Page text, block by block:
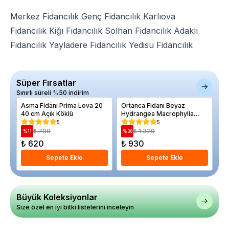
Merkez Fidancılık Genç Fidancılık Karlıova
Fidancılık Kiğı Fidancılık Solhan Fidancılık Adaklı
Fidancılık Yayladere Fidancılık Yedisu Fidancılık
Süper Fırsatlar
Sınırlı süreli %50 indirim
Asma Fidanı Prima Lova 20
40 cm Açık Köklü
5
%11 ₺ 700
₺ 620
Sepete Ekle
Ortanca Fidanı Beyaz
Hydrangea Macrophylla
White BÜYÜK Yaş Saksıda
5
%30 ₺ 1.320
₺ 930
Sepete Ekle
Büyük Koleksiyonlar
Size özel en iyi bitki listelerini inceleyin